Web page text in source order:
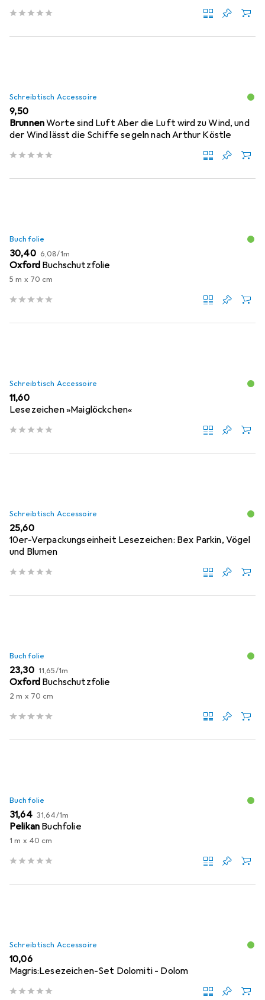
Schreibtisch Accessoire
EUR
9,50
BrunnenWorte sind Luft Aber die Luft wird zu Wind, und
der Wind lässt die Schiffe segeln nach Arthur Köstle
Buchfolie
EUR
30,40 EUR
6,08/1m
Oxford Buchschutzfolie
5 m x 70 cm
Schreibtisch Accessoire
EUR
11,60
Lesezeichen »Maiglöckchen«
Schreibtisch Accessoire
EUR
25,60
10er-Verpackungseinheit Lesezeichen: Bex Parkin, Vögel
und Blumen
Buchfolie
EUR
23,30 EUR
11,65/1m
Oxford Buchschutzfolie
2 m x 70 cm
Buchfolie
EUR
31,64 EUR
31,64/1m
Pelikan Buchfolie
1 m x 40 cm
Schreibtisch Accessoire
EUR
10,06
Magris:Lesezeichen-Set Dolomiti - Dolom